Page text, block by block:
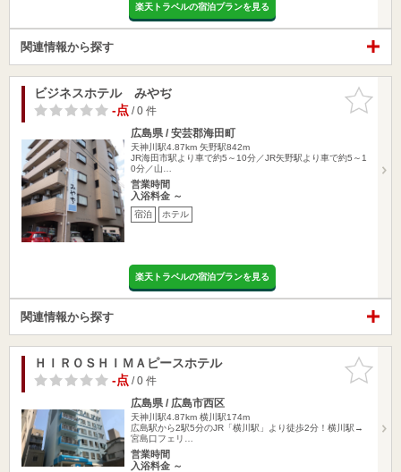
楽天トラベルの宿泊プランを見る
関連情報から探す
お気に入
りに追加
ビジネスホテル みやぢ
-点/ 0 件
広島県 / 安芸郡海田町
天神川駅4.87km 矢野駅842m
JR海田市駅より車で約5～10分／JR矢野駅より車で約5～1
0分／山…
営業時間
入浴料金 ～
宿泊 ホテル
楽天トラベルの宿泊プランを見る
関連情報から探す
お気に入
りに追加
ＨＩＲＯＳＨＩＭＡピースホテル
-点/ 0 件
広島県 / 広島市西区
天神川駅4.87km 横川駅174m
広島駅から2駅5分のJR「横川駅」より徒歩2分！横川駅→
宮島口フェリ…
営業時間
入浴料金 ～